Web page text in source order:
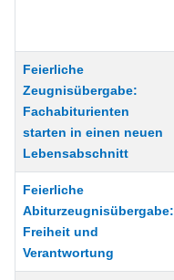
Feierliche
Zeugnisübergabe:
Fachabiturienten
starten in einen neuen
Lebensabschnitt
Feierliche
Abiturzeugnisübergabe:
Freiheit und
Verantwortung